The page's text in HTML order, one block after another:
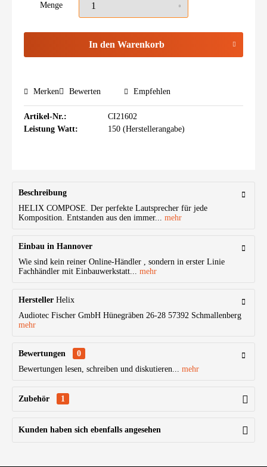
Menge
In den Warenkorb
Merken Bewerten Empfehlen
Artikel-Nr.:
CI21602
Leistung Watt:
150 (Herstellerangabe)
Beschreibung
HELIX COMPOSE. Der perfekte Lautsprecher für jede
Komposition. Entstanden aus den immer... mehr
Einbau in Hannover
Wie sind kein reiner Online-Händler , sondern in erster Linie
Fachhändler mit Einbauwerkstatt... mehr
Hersteller Helix
Audiotec Fischer GmbH Hünegräben 26-28 57392 Schmallenberg
mehr
Bewertungen
0
Bewertungen lesen, schreiben und diskutieren... mehr
Zubehör 1
Kunden haben sich ebenfalls angesehen